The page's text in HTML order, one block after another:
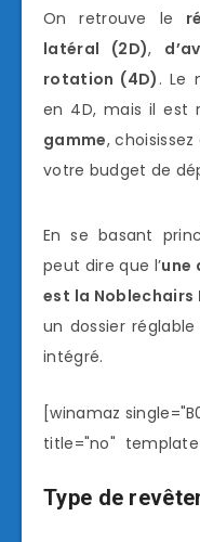
On retrouve le
latéral (2D),
rotation (4D) . Le
en 4D, mais il est
gamme,
votre budget de
En se basant
peut dire que l’une
est la Noblechairs
un dossier
intégré.
[winamaz
title="no"
Type de